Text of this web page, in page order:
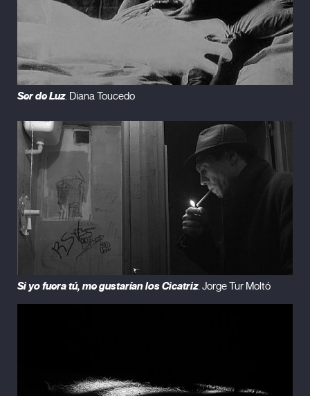
Ser de Luz. Diana Toucedo
Si yo fuera tú, me gustarían los Cicatriz. Jorge Tur Moltó